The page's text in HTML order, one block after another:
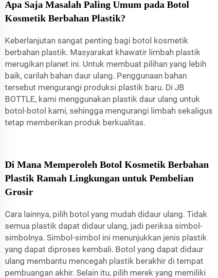
Apa Saja Masalah Paling Umum pada Botol
Kosmetik Berbahan Plastik?
Keberlanjutan sangat penting bagi botol kosmetik
berbahan plastik. Masyarakat khawatir limbah plastik
merugikan planet ini. Untuk membuat pilihan yang lebih
baik, carilah bahan daur ulang. Penggunaan bahan
tersebut mengurangi produksi plastik baru. Di JB
BOTTLE, kami menggunakan plastik daur ulang untuk
botol-botol kami, sehingga mengurangi limbah sekaligus
tetap memberikan produk berkualitas.
Di Mana Memperoleh Botol Kosmetik Berbahan
Plastik Ramah Lingkungan untuk Pembelian
Grosir
Cara lainnya, pilih botol yang mudah didaur ulang. Tidak
semua plastik dapat didaur ulang, jadi periksa simbol-
simbolnya. Simbol-simbol ini menunjukkan jenis plastik
yang dapat diproses kembali. Botol yang dapat didaur
ulang membantu mencegah plastik berakhir di tempat
pembuangan akhir. Selain itu, pilih merek yang memiliki